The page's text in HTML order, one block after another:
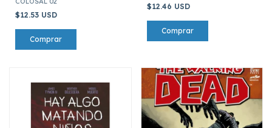
$12.53 USD
$12.46 USD